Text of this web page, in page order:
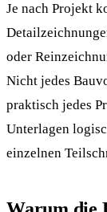
Je nach Projekt
oder
Nicht jedes
praktisch jedes
Unterlagen
einzelnen